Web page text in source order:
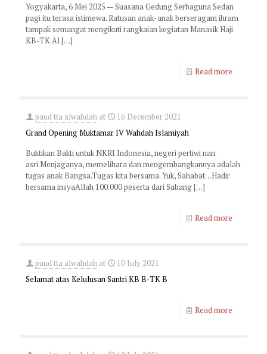
Yogyakarta, 6 Mei 2025 — Suasana Gedung Serbaguna Sedan
pagi itu terasa istimewa. Ratusan anak-anak berseragam ihram
tampak semangat mengikuti rangkaian kegiatan Manasik Haji
KB-TK Al […]
Read more
paud tta alwahdah at
16 December 2021
Grand Opening Muktamar IV Wahdah Islamiyah
Buktikan Bakti untuk NKRI Indonesia, negeri pertiwi nan
asri.Menjaganya, memelihara dan mengembangkannya adalah
tugas anak Bangsa.Tugas kita bersama. Yuk, Sahabat…Hadir
bersama insyaAllah 100.000 peserta dari Sabang[…]
Read more
paud tta alwahdah at
10 July 2021
Selamat atas Kelulusan Santri KB B-TK B
Read more